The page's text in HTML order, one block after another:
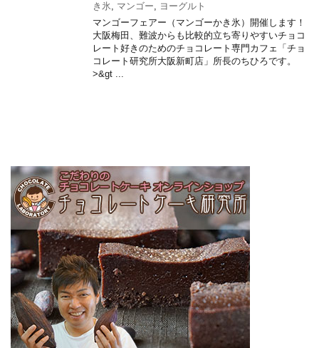
き氷, マンゴー, ヨーグルト
マンゴーフェアー（マンゴーかき氷）開催します！
大阪梅田、難波からも比較的立ち寄りやすいチョコ
レート好きのためのチョコレート専門カフェ「チョ
コレート研究所大阪新町店」所長のちひろです。
>&gt ...